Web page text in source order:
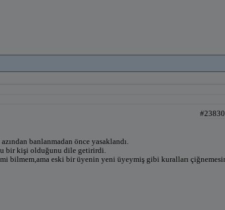
banlanmadan önce yasaklandı.
bir kişi olduğunu dile getirirdi.
bilmem,ama eski bir üyenin yeni üyeymiş gibi kuralları